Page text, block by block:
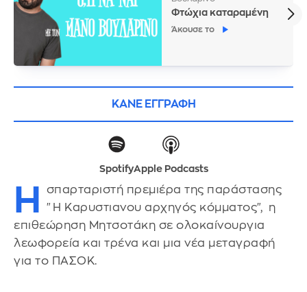
Φτώχια καταραμένη
Άκουσε το
ΚΑΝΕ ΕΓΓΡΑΦΗ
SpotifyApple Podcasts
Η
σπαρταριστή πρεμιέρα της παράστασης
"Η Καρυστιανου αρχηγός κόμματος", η
επιθεώρηση Μητσοτάκη σε ολοκαίνουργια
λεωφορεία και τρένα και μια νέα μεταγραφή
για το ΠΑΣΟΚ.